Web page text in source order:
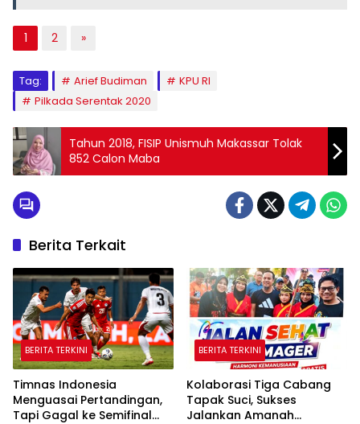
1 2 »
Tag: Arief Budiman
KPU RI
Pilkada Serentak 2020
Tahun 2018, FISIP Unismuh Makassar Tolak
852 Calon Maba
Berita Terkait
BERITA TERKINI
Timnas Indonesia
Menguasai Pertandingan,
Tapi Gagal ke Semifinal
BERITA TERKINI
Kolaborasi Tiga Cabang
Tapak Suci, Sukses
Jalankan Amanah